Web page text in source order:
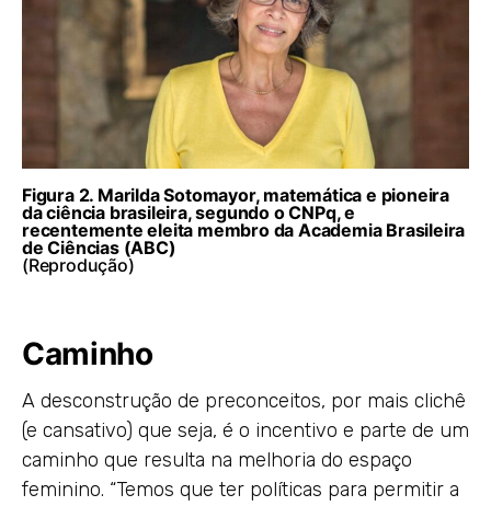
Figura 2. Marilda Sotomayor, matemática e pioneira
da ciência brasileira, segundo o CNPq, e
recentemente eleita membro da Academia Brasileira
de Ciências (ABC)
(Reprodução)
Caminho
A desconstrução de preconceitos, por mais clichê
(e cansativo) que seja, é o incentivo e parte de um
caminho que resulta na melhoria do espaço
feminino. “Temos que ter políticas para permitir a